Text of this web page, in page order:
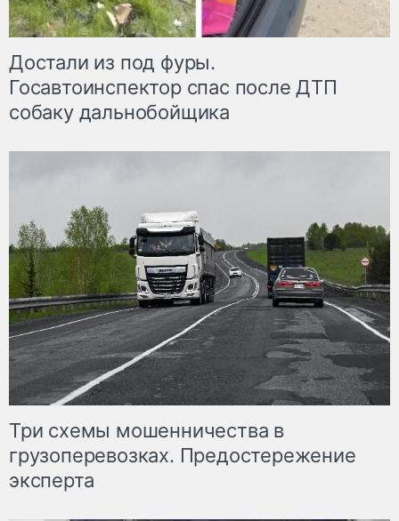
Достали из под фуры.
Госавтоинспектор спас после ДТП
собаку дальнобойщика
Три схемы мошенничества в
грузоперевозках. Предостережение
эксперта